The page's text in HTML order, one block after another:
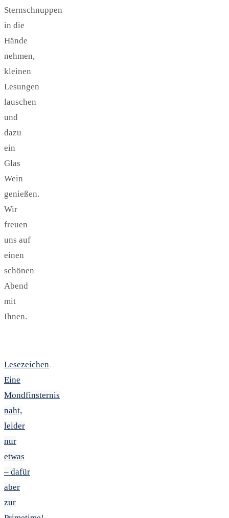
Sternschnuppen
in die
Hände
nehmen,
kleinen
Lesungen
lauschen
und
dazu
ein
Glas
Wein
genießen.
Wir
freuen
uns auf
einen
schönen
Abend
mit
Ihnen.
Lesezeichen.
Eine
Mondfinsternis
naht,
leider
nur
etwas
– dafür
aber
zur